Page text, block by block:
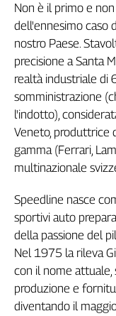
Inca
Caaf
Speciali
G8
di
Genova,
sangue
della
ragione
anni
Cgil
Collettiva
Academy
Collettiva
Play
Rubriche
Non è il primo e
dell'ennesimo caso
nostro Paese.
precisione a Santa
realtà industriale di
somministrazione
l'indotto),
Veneto, produttrice
gamma (Ferrari,
multinazionale
Speedline nasce
sportivi auto
della passione del
Nel 1975 la rileva
con il nome attuale,
produzione e
diventando il